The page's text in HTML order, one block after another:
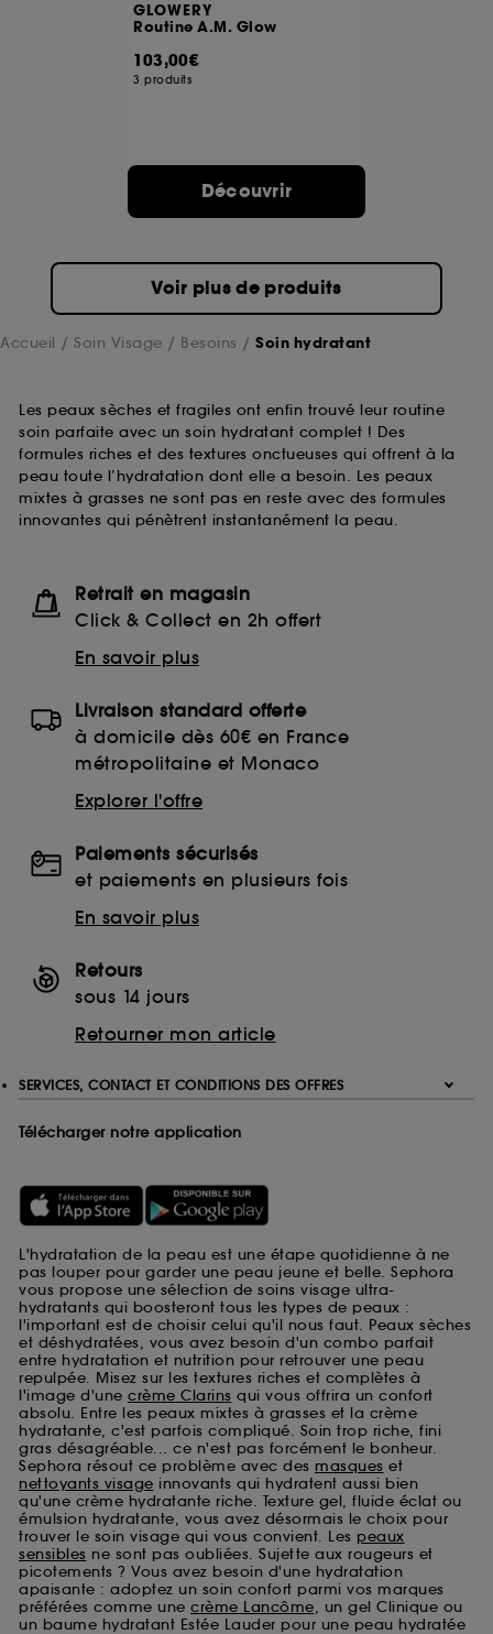
GLOWERY
Routine A.M. Glow
103,00€
3 produits
Découvrir
Voir plus de produits
Accueil Soin Visage Besoins Soin hydratant
Les peaux sèches et fragiles ont enfin trouvé leur routine
soin parfaite avec un soin hydratant complet ! Des
formules riches et des textures onctueuses qui offrent à la
peau toute l’hydratation dont elle a besoin. Les peaux
mixtes à grasses ne sont pas en reste avec des formules
innovantes qui pénètrent instantanément la peau.
Retrait en magasin
Click & Collect en 2h offert
En savoir plus
Livraison standard offerte
à domicile dès 60€ en France
métropolitaine et Monaco
Explorer l'offre
Paiements sécurisés
et paiements en plusieurs fois
En savoir plus
Retours
sous 14 jours
Retourner mon article
SERVICES, CONTACT ET CONDITIONS DES OFFRES
Télécharger notre application
L'hydratation de la peau est une étape quotidienne à ne
pas louper pour garder une peau jeune et belle. Sephora
vous propose une sélection de soins visage ultra-
hydratants qui boosteront tous les types de peaux :
l'important est de choisir celui qu'il nous faut. Peaux sèches
et déshydratées, vous avez besoin d'un combo parfait
entre hydratation et nutrition pour retrouver une peau
repulpée. Misez sur les textures riches et complètes à
l'image d'une crème Clarins qui vous offrira un confort
absolu. Entre les peaux mixtes à grasses et la crème
hydratante, c'est parfois compliqué. Soin trop riche, fini
gras désagréable... ce n'est pas forcément le bonheur.
Sephora résout ce problème avec des masques et
nettoyants visage innovants qui hydratent aussi bien
qu'une crème hydratante riche. Texture gel, fluide éclat ou
émulsion hydratante, vous avez désormais le choix pour
trouver le soin visage qui vous convient. Les peaux
sensibles ne sont pas oubliées. Sujette aux rougeurs et
picotements ? Vous avez besoin d'une hydratation
apaisante : adoptez un soin confort parmi vos marques
préférées comme une crème Lancôme, un gel Clinique ou
un baume hydratant Estée Lauder pour une peau hydratée